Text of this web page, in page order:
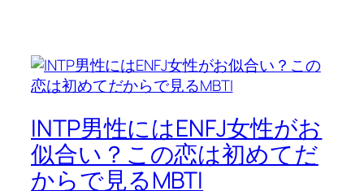
INTP男性にはENFJ女性がお
似合い？この恋は初めてだ
からで見るMBTI